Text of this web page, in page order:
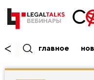
главное